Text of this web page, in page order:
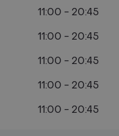
11:00 - 20:45
11:00 - 20:45
11:00 - 20:45
11:00 - 20:45
11:00 - 20:45